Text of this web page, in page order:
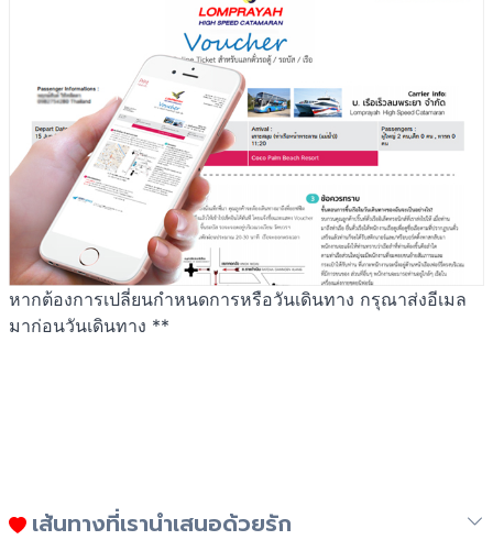
หากต้องการเปลี่ยนกำหนดการหรือวันเดินทาง กรุณาส่งอีเมล
มาก่อนวันเดินทาง **
เส้นทางที่เรานำเสนอด้วยรัก